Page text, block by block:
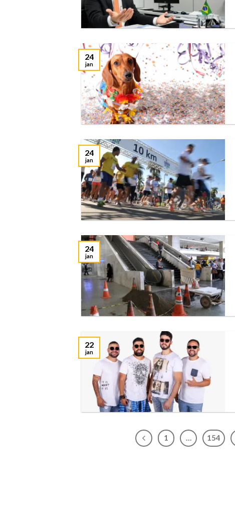
24
jan
24
jan
24
jan
22
jan
1 … 154